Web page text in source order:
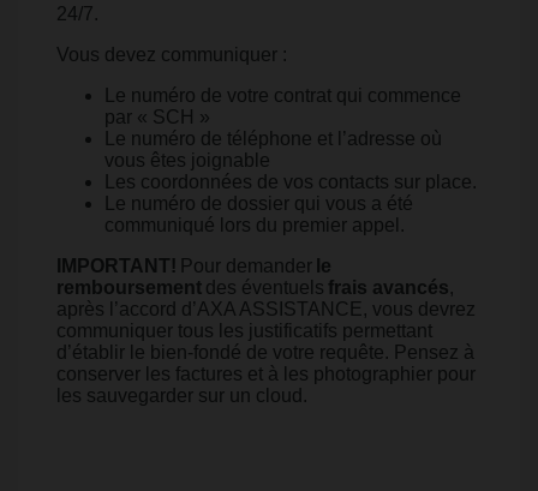
24/7.
Vous devez communiquer :
Le numéro de votre contrat qui commence
par « SCH »
Le numéro de téléphone et l’adresse où
vous êtes joignable
Les coordonnées de vos contacts sur place.
Le numéro de dossier qui vous a été
communiqué lors du premier appel.
IMPORTANT! Pour demander le
remboursement des éventuels frais avancés,
après l’accord d’AXA ASSISTANCE, vous devrez
communiquer tous les justificatifs permettant
d’établir le bien-fondé de votre requête. Pensez à
conserver les factures et à les photographier pour
les sauvegarder sur un cloud.